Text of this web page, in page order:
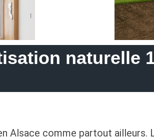
naturelle
Alsace comme partout